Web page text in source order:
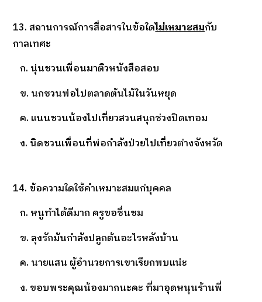
13. สถานการณ์การสื่อสารในข้อใดไม่เหมาะสมกับ
กาลเทศะ
ก. นุ่นชวนเพื่อนมาติวหนังสือสอบ
ข. นกชวนพ่อไปตลาดต้นไม้ในวันหยุด
ค. แนนชวนน้องไปเที่ยวสวนสนุกช่วงปิดเทอม
ง. นิดชวนเพื่อนที่พ่อกำลังป่วยไปเที่ยวต่างจังหวัด
14. ข้อความใดใช้คำเหมาะสมแก่บุคคล
ก. หนูทำได้ดีมาก ครูขอชื่นชม
ข. ลุงรักมันกำลังปลูกต้นอะไรหลังบ้าน
ค. นายแสน ผู้อำนวยการเขาเรียกพบแน่ะ
ง. ขอบพระคุณน้องมากนะคะ ที่มาอุดหนุนร้านพี่